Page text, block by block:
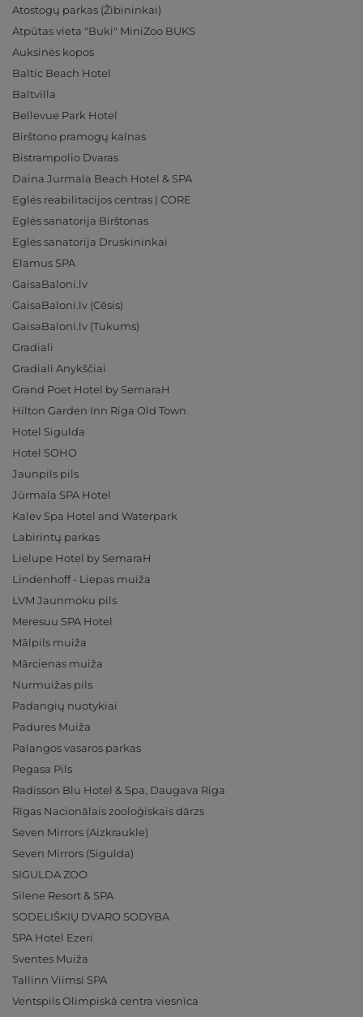
Atostogų parkas (Žibininkai)
Atpūtas vieta "Buki" MiniZoo BUKS
Auksinės kopos
Baltic Beach Hotel
Baltvilla
Bellevue Park Hotel
Birštono pramogų kalnas
Bistrampolio Dvaras
Daina Jurmala Beach Hotel & SPA
Eglės reabilitacijos centras | CORE
Eglės sanatorija Birštonas
Eglės sanatorija Druskininkai
Elamus SPA
GaisaBaloni.lv
GaisaBaloni.lv (Cēsis)
GaisaBaloni.lv (Tukums)
Gradiali
Gradiali Anykščiai
Grand Poet Hotel by SemaraH
Hilton Garden Inn Riga Old Town
Hotel Sigulda
Hotel SOHO
Jaunpils pils
Jūrmala SPA Hotel
Kalev Spa Hotel and Waterpark
Labirintų parkas
Lielupe Hotel by SemaraH
Lindenhoff - Liepas muiža
LVM Jaunmoku pils
Meresuu SPA Hotel
Mālpils muiža
Mārcienas muiža
Nurmuižas pils
Padangių nuotykiai
Padures Muiža
Palangos vasaros parkas
Pegasa Pils
Radisson Blu Hotel & Spa, Daugava Riga
Rīgas Nacionālais zooloģiskais dārzs
Seven Mirrors (Aizkraukle)
Seven Mirrors (Sigulda)
SIGULDA ZOO
Silene Resort & SPA
SODELIŠKIŲ DVARO SODYBA
SPA Hotel Ezeri
Sventes Muiža
Tallinn Viimsi SPA
Ventspils Olimpiskā centra viesnīca